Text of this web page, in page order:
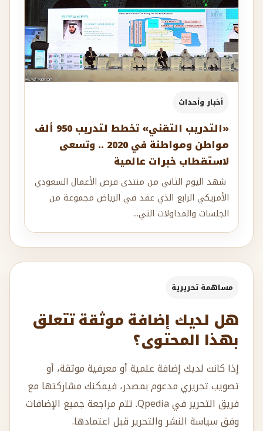
أخبار وأحداث
«التدريب التقني» تخطط لتدريب 950 ألف
مواطن ومواطنة في 2020 .. وتسعى
لاستقطاب خبرات عالمية
شهد اليوم الثاني من منتدى فرص الأعمال السعودي
الأمريكي الرابع الذي عقد في الرياض مجموعة من
الجلسات والمداولات التي...
مساهمة تحريرية
هل لديك إضافة موثقة تتعلق
بهذا المحتوى؟
إذا كانت لديك إضافة علمية أو معرفية موثقة، أو
تصويب تحريري مدعوم بمصدر، فيمكنك مشاركتها مع
فريق التحرير في Qpedia. تتم مراجعة جميع الإضافات
وفق سياسة النشر والتحرير قبل اعتمادها.